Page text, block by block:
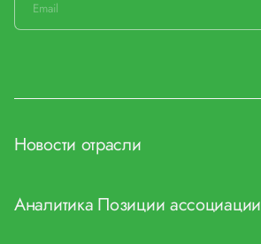
Новости отрасли
Аналитика Позиции ассоциации